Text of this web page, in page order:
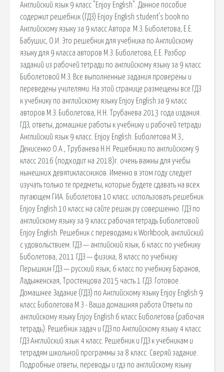
Английский язык 9 класс "Enjoy English". Данное пособие
содержит решебник (ГДЗ) Enjoy English student's book по
Английскому языку за 9 класс Автора: М.З. Биболетова, Е.Е.
Бабушис, О.И. Это решебник для учебника по Английскому
языку для 9 класса авторов М.З. Биболетова, Е.Е. Разбор
заданий из рабочей тетради по английскому языку за 9 класс
Биболетовой М.З. Все выполненные задания проверены и
переведены учителями. На этой странице размещены все ГДЗ
к учебнику по английскому языку Enjoy English за 9 класс
авторов М.З. Биболетова, Н.Н. Трубанева 2013 года издания.
ГДЗ, ответы, домашние работы к учебнику и рабочей тетради
Английский язык 9 класс. Enjoy English. Биболетова М.З.,
Денисенко О.А., Трубанева Н.Н. Решебники по английскому 9
класс 2016 (подходит на 2018)г. очень важны для учебы
нынешних девятиклассников. Именно в этом году следует
изучать только те предметы, которые будете сдавать на всех
пугающем ГИА. Биболетова 10 класс. использовать решебник
Enjoy English 10 класс на сайте решак.ру совершенно. ГДЗ по
английскому языку за 9 класс рабочая тетрадь Биболетовой
Enjoy English. Решебник с переводами к Workbook, английский
с удовольствием. ГДЗ — английский язык, 6 класс по учебнику
Биболетова, 2011 ГДЗ — физика, 8 класс по учебнику
Перышкин ГДЗ — русский язык, 6 класс по учебнику Баранов,
Ладыженская, Тростенцова 2015 часть 1 ГДЗ. Готовое
Домашнее Задание (ГДЗ) по Английскому языку Enjoy English 9
класс Биболетова М.З - Ваша домашняя работа Ответы по
английскому языку Enjoy English 6 класс Биболетова (рабочая
тетрадь). Решебник задач и ГДЗ по Английскому языку 4 класс
ГДЗ Английский язык 4 класс. Решебник и ГДЗ к учебникам и
тетрадям школьной программы за 8 класс. Сверяй задание.
Подробные ответы, переводы и гдз по английскому языку